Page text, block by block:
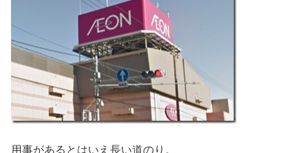
用事があるとはいえ長い道のり。